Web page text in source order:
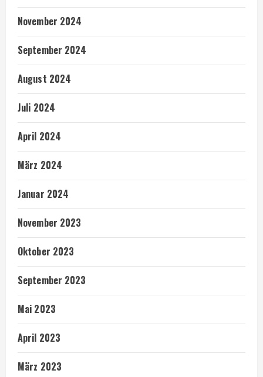
November 2024
September 2024
August 2024
Juli 2024
April 2024
März 2024
Januar 2024
November 2023
Oktober 2023
September 2023
Mai 2023
April 2023
März 2023